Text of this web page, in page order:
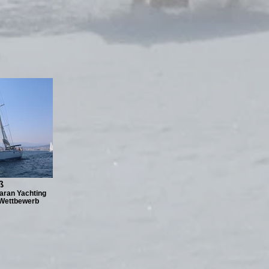
Yachting